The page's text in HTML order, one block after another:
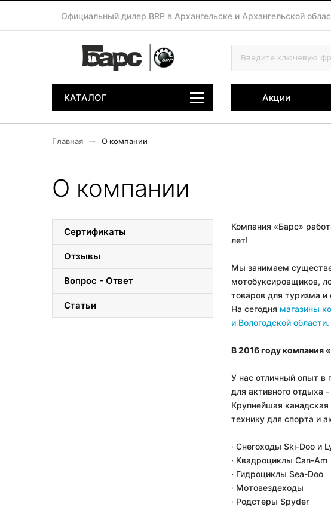
Официальный дилер BRP в Архангельске и Архангельской
КАТАЛОГ Акции
Главная О компании
О компании
Сертификаты
Отзывы
Вопрос - Ответ
Статьи
Компания «Барс»
лет!
Мы занимаем
мотобуксировщиков,
товаров для туризма и
На сегодня магазины
и Вологодской области.
В 2016 году компания
У нас отличный опыт в
для активного отдыха -
Крупнейшая
технику для спорта и
· Снегоходы Ski-Doo и
· Квадроциклы Can-Am
· Гидроциклы Sea-Doo
· Мотовездеходы
· Родстеры Spyder